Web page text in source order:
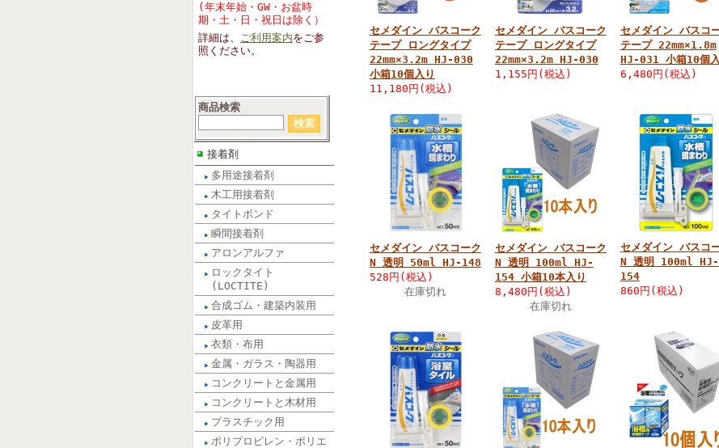
(年末年始・GW・お盆時
期・土・日・祝日は除く）
詳細は、 ご利用案内をご参
照くださ い。
商品検索
接着剤
多用途接着剤
木工用接着剤
タイトボンド
瞬間接着剤
アロンアルファ
ロックタイト
(LOCTITE)
合成ゴム・建築内装用
皮革用
衣類・布用
金属・ガラス・陶器用
コンクリートと金属用
コンクリートと木材用
プラスチック用
ポリプロピレン・ポリエ
セメダイン バスコーク
テープ ロングタイプ
22mm×3.2m HJ-030
小箱10個入り
11,180円(税込)
セメダイン バスコーク
テープ ロングタイプ
22mm×3.2m HJ-030
1,155円(税込)
セメダイン バスコ
テープ 22mm×1.8m
HJ-031 小箱10個
6,480円(税込)
セメダイン バスコーク
N 透明 50ml HJ-148
528円(税込)
在庫切れ
セメダイン バスコーク
N 透明 100ml HJ-
154 小箱10本入り
8,480円(税込)
在庫切れ
セメダイン バスコ
N 透明 100ml HJ-
154
860円(税込)